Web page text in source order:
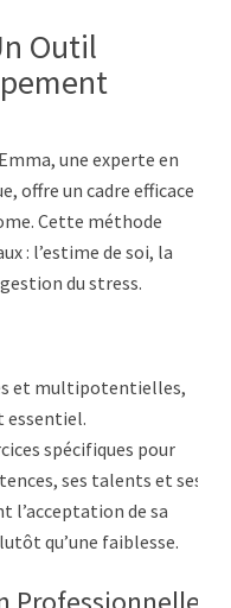
Outil
une experte en
offre un cadre efficace
Cette méthode
: l’estime de soi, la
du stress.
et multipotentielles,
essentiel.
spécifiques pour
ses talents et ses
l’acceptation de sa
qu’une faiblesse.